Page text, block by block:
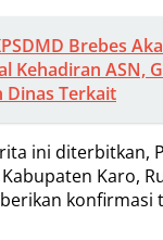
Brebes
Kehadiran ASN,
Terkait
ini diterbitkan,
Karo,
konfirmasi